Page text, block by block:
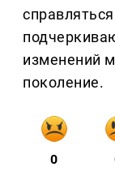
изменений
поколение.
0